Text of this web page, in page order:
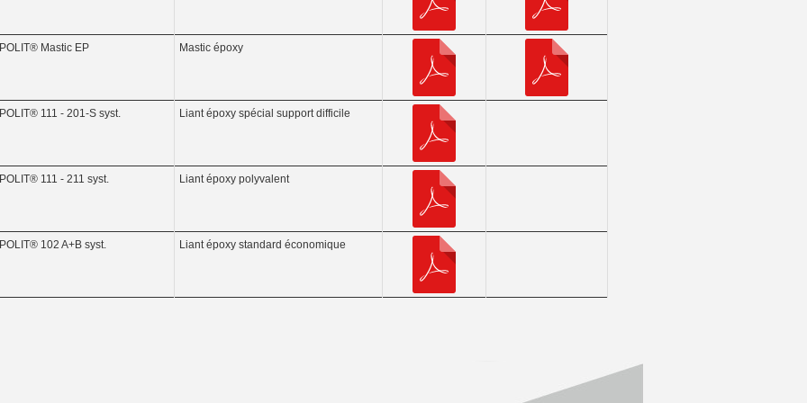
Mastic EP Mastic époxy
111 - 201-S syst. Liant époxy spécial support difficile
111 - 211 syst. Liant époxy polyvalent
102 A+B syst. Liant époxy standard économique